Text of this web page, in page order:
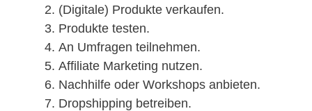
(Digitale) Produkte verkaufen.
Produkte testen.
An Umfragen teilnehmen.
Affiliate Marketing nutzen.
Nachhilfe oder Workshops anbieten.
Dropshipping betreiben.